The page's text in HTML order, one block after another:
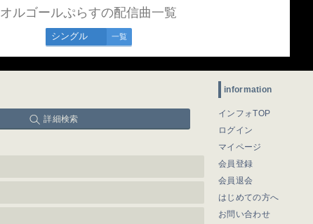
オルゴールぷらすの配信曲一覧
シングル 一覧
詳細検索
information
インフォTOP
ログイン
マイページ
会員登録
会員退会
はじめての方へ
お問い合わせ